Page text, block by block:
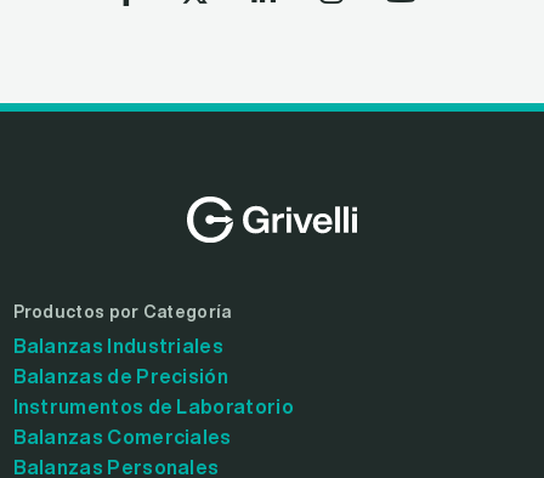
Productos por Categoría
Balanzas Industriales
Balanzas de Precisión
Instrumentos de Laboratorio
Balanzas Comerciales
Balanzas Personales